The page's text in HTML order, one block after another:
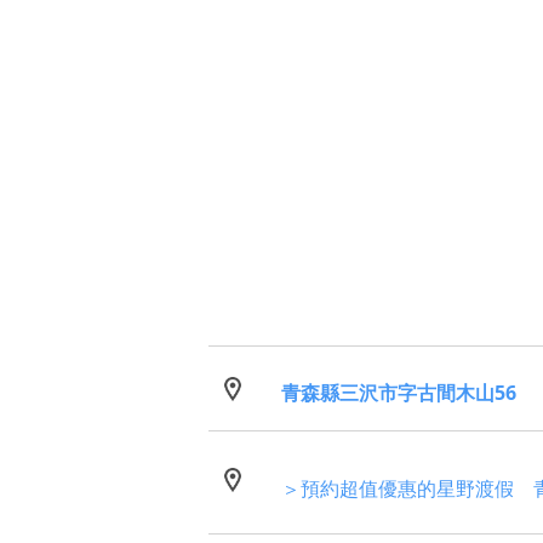
青森縣三沢市字古間木山56
＞預約超值優惠的星野渡假